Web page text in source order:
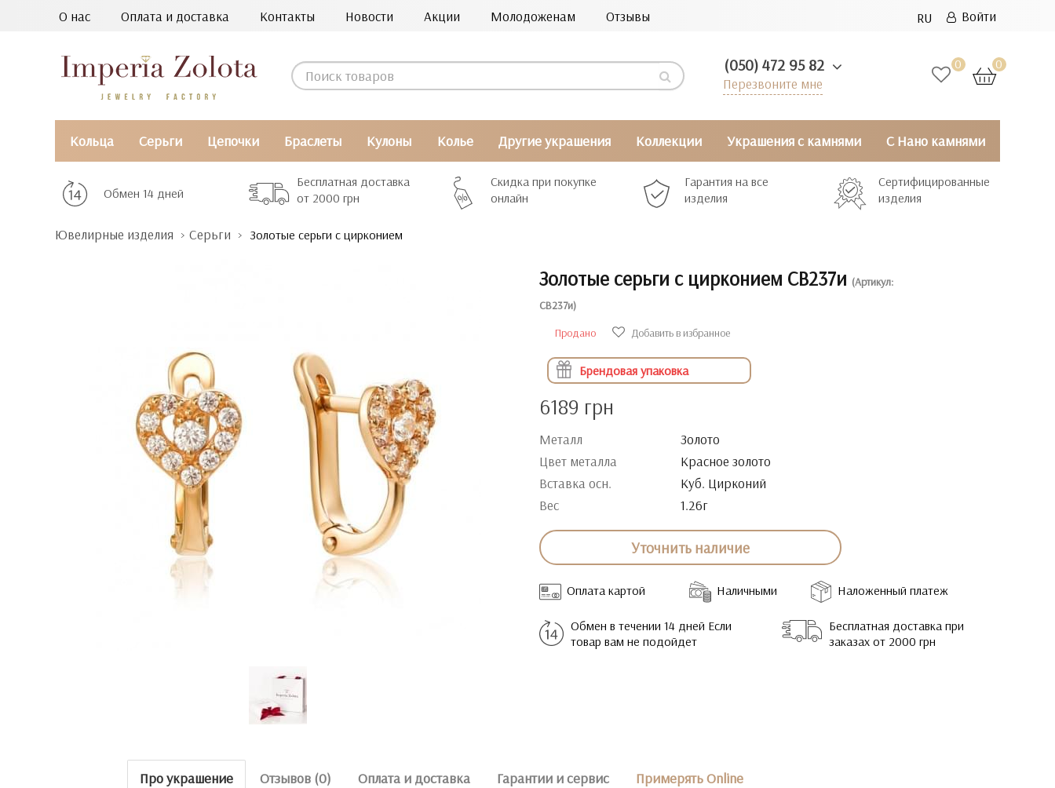
О нас Оплата и доставка Контакты Новости Акции Молодоженам Отзывы RU Войти
0 0
(050) 472 95 82
Перезвоните мне
Кольца Серьги Цепочки Браслеты Кулоны Колье Другие украшения Коллекции Украшения с камнями С Нано камнями
Обмен 14 дней
Бесплатная доставка
от 2000 грн
Скидка при покупке
онлайн
Гарантия на все
изделия
Сертифицированные
изделия
Ювелирные изделия Серьги Золотые серьги с цирконием
Золотые серьги с цирконием СВ237и (Артикул:
СВ237и)
Продано
Добавить в избранное
Брендовая упаковка
6189 грн
Металл
Золото
Цвет металла
Красное золото
Вставка осн.
Куб. Цирконий
Вес
1.26г
Уточнить наличие
Оплата картой Наличными Наложенный платеж
Обмен в течении 14 дней Если
товар вам не подойдет
Бесплатная доставка при
заказах от 2000 грн
Про украшение Отзывов (0) Оплата и доставка Гарантии и сервис Примерять Online